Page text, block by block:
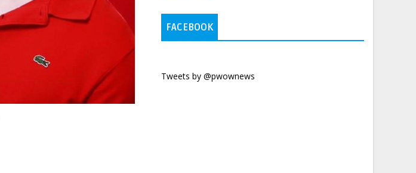
FACEBOOK
Tweets by @pwownews